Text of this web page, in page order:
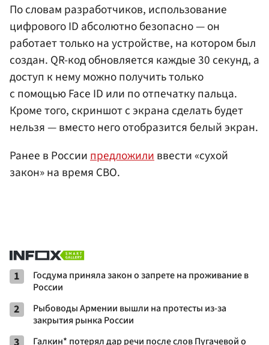
По словам разработчиков, использование
цифрового ID абсолютно безопасно — он
работает только на устройстве, на котором был
создан. QR-код обновляется каждые 30 секунд, а
доступ к нему можно получить только
с помощью Face ID или по отпечатку пальца.
Кроме того, скриншот с экрана сделать будет
нельзя — вместо него отобразится белый экран.
Ранее в Россиипредложиливвести «сухой
закон» на время СВО.
1
Госдума приняла закон о запрете на проживание в
России
2
Рыбоводы Армении вышли на протесты из-за
закрытия рынка России
Галкин* потерял дар речи после слов Пугачевой о